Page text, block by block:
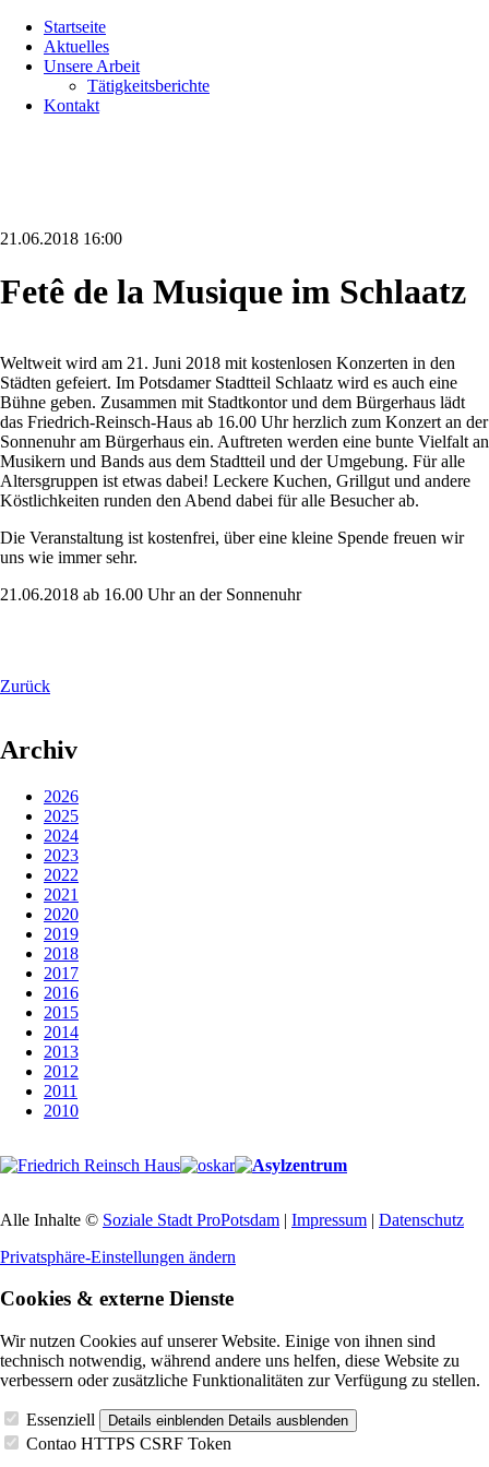
überspringen
Startseite
Aktuelles
Unsere Arbeit
Tätigkeitsberichte
Kontakt
21.06.2018 16:00
Fetê de la Musique im Schlaatz
Weltweit wird am 21. Juni 2018 mit kostenlosen Konzerten in den
Städten gefeiert. Im Potsdamer Stadtteil Schlaatz wird es auch eine
Bühne geben. Zusammen mit Stadtkontor und dem Bürgerhaus lädt
das Friedrich-Reinsch-Haus ab 16.00 Uhr herzlich zum Konzert an der
Sonnenuhr am Bürgerhaus ein. Auftreten werden eine bunte Vielfalt an
Musikern und Bands aus dem Stadtteil und der Umgebung. Für alle
Altersgruppen ist etwas dabei! Leckere Kuchen, Grillgut und andere
Köstlichkeiten runden den Abend dabei für alle Besucher ab.
Die Veranstaltung ist kostenfrei, über eine kleine Spende freuen wir
uns wie immer sehr.
21.06.2018 ab 16.00 Uhr an der Sonnenuhr
Zurück
Archiv
2026
2025
2024
2023
2022
2021
2020
2019
2018
2017
2016
2015
2014
2013
2012
2011
2010
Alle Inhalte © Soziale Stadt ProPotsdam | Impressum | Datenschutz
Privatsphäre-Einstellungen ändern
Cookies & externe Dienste
Wir nutzen Cookies auf unserer Website. Einige von ihnen sind
technisch notwendig, während andere uns helfen, diese Website zu
verbessern oder zusätzliche Funktionalitäten zur Verfügung zu stellen.
Essenziell Details einblenden Details ausblenden
Contao HTTPS CSRF Token